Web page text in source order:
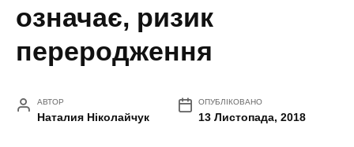
означає, ризик
переродження
АВТОР
Наталия Ніколайчук
ОПУБЛІКОВАНО
13 Листопада, 2018